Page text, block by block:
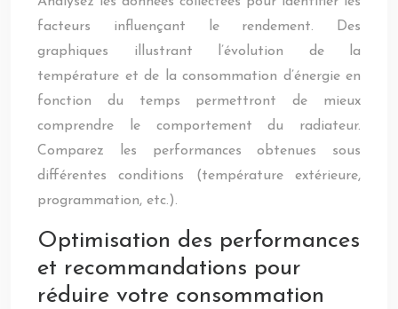
facteurs influençant le rendement. Des
graphiques illustrant l’évolution de la
température et de la consommation d’énergie en
fonction du temps permettront de mieux
comprendre le comportement du radiateur.
Comparez les performances obtenues sous
différentes conditions (température extérieure,
programmation, etc.).
Optimisation des performances
et recommandations pour
réduire votre consommation